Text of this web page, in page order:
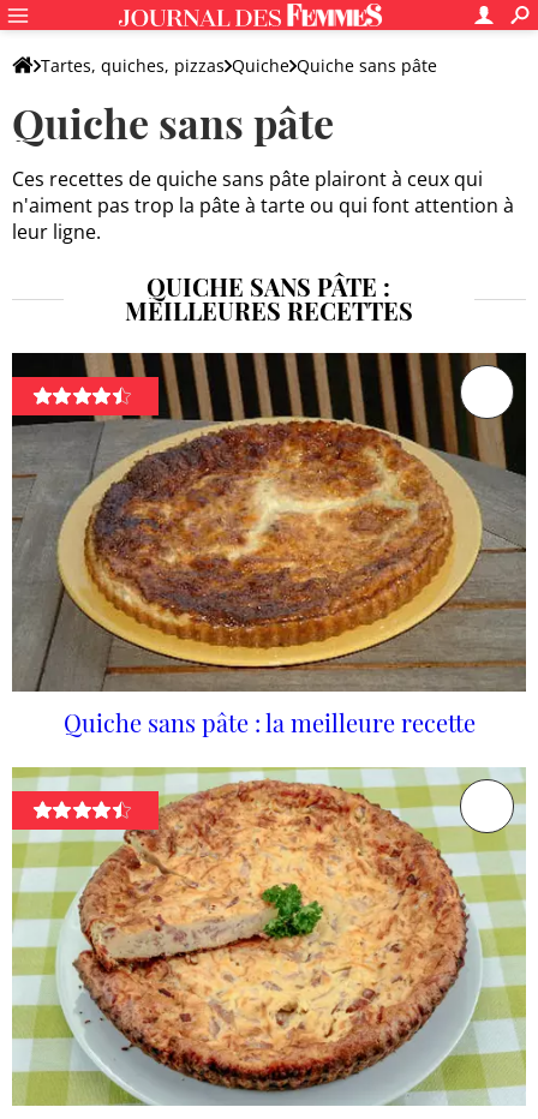
Tartes, quiches, pizzas Quiche Quiche sans pâte
Quiche sans pâte
Ces recettes de quiche sans pâte plairont à ceux qui
n'aiment pas trop la pâte à tarte ou qui font attention à
leur ligne.
QUICHE SANS PÂTE :
MEILLEURES RECETTES
Quiche sans pâte : la meilleure recette